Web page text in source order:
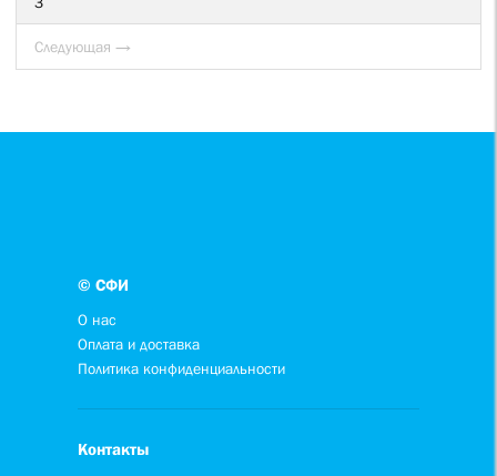
Следующая →
© СФИ
О нас
Оплата и доставка
Политика конфиденциальности
Контакты